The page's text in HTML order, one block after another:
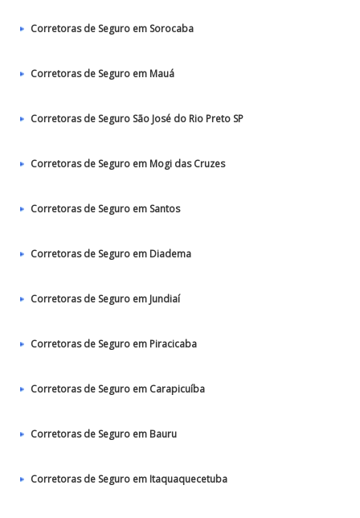
Corretoras de Seguro em Sorocaba
Corretoras de Seguro em Mauá
Corretoras de Seguro São José do Rio Preto SP
Corretoras de Seguro em Mogi das Cruzes
Corretoras de Seguro em Santos
Corretoras de Seguro em Diadema
Corretoras de Seguro em Jundiaí
Corretoras de Seguro em Piracicaba
Corretoras de Seguro em Carapicuíba
Corretoras de Seguro em Bauru
Corretoras de Seguro em Itaquaquecetuba